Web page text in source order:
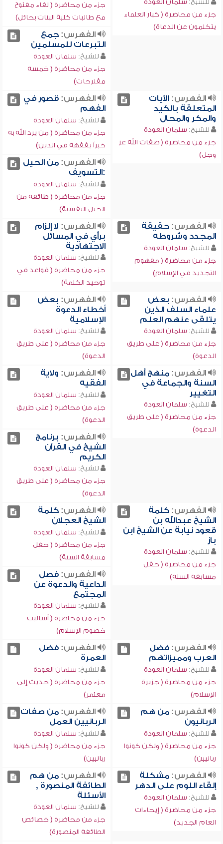
للشيخ: سلمان العودة
جزء من محاضرة ( كبار العلماء
يتكلمون عن الدعاة)
جزء من محاضرة ( لقاء مفتوح
مع طالبات كلية البنات بحائل)
الفهرس:جمع
التبرعات للمسلمين
للشيخ: سلمان العودة
جزء من محاضرة ( خمسة
مقترحات)
الفهرس:الآيات
المتعلقة بالكيد
والمكر والمحال
للشيخ: سلمان العودة
جزء من محاضرة ( صفات الله عز
وجل)
الفهرس:قصور في
الفهم
للشيخ: سلمان العودة
جزء من محاضرة ( من يرد الله به
خيراً يفقهه في الدين)
الفهرس:من الحيل
:التسويف
للشيخ: سلمان العودة
جزء من محاضرة ( طائفة من
الحيل النفسية)
الفهرس:حقيقة
المجدد وشروطه
للشيخ: سلمان العودة
جزء من محاضرة ( مفهوم
التجديد في الإسلام)
الفهرس: لا إلزام
برأي في المسائل
الاجتهادية
للشيخ: سلمان العودة
جزء من محاضرة ( قواعد في
توحيد الكلمة)
الفهرس: بعض
علماء السلف الذين
يتلقى عنهم العلم
للشيخ: سلمان العودة
جزء من محاضرة ( على طريق
الدعوة)
الفهرس: بعض
أخطاء الدعوة
الإسلامية
للشيخ: سلمان العودة
جزء من محاضرة ( على طريق
الدعوة)
الفهرس:منهج أهل
السنة والجماعة في
التغيير
للشيخ: سلمان العودة
جزء من محاضرة ( على طريق
الدعوة)
الفهرس: ولاية
الفقيه
للشيخ: سلمان العودة
جزء من محاضرة ( على طريق
الدعوة)
الفهرس: برنامج
الشيخ في القرآن
الكريم
للشيخ: سلمان العودة
جزء من محاضرة ( على طريق
الدعوة)
الفهرس:كلمة
الشيخ عبدالله بن
قعود نيابة عن الشيخ ابن
باز
للشيخ: سلمان العودة
جزء من محاضرة ( حفل
مسابقة السنة)
الفهرس:كلمة
الشيخ العجلان
للشيخ: سلمان العودة
جزء من محاضرة ( حفل
مسابقة السنة)
الفهرس:فصل
الداعية والدعوة عن
المجتمع
للشيخ: سلمان العودة
جزء من محاضرة ( أساليب
خصوم الإسلام)
الفهرس:فضل
العرب ومميزاتهم
للشيخ: سلمان العودة
جزء من محاضرة ( جزيرة
الإسلام)
الفهرس:فضل
العمرة
للشيخ: سلمان العودة
جزء من محاضرة ( حديث إلى
معتمر)
الفهرس:من هم
الربانيون
للشيخ: سلمان العودة
جزء من محاضرة ( ولكن كونوا
ربانيين)
الفهرس:من صفات
الربانيين العمل
للشيخ: سلمان العودة
جزء من محاضرة ( ولكن كونوا
ربانيين)
الفهرس:مشكلة
إلقاء اللوم على الدهر
للشيخ: سلمان العودة
جزء من محاضرة ( إيحاءات
العام الجديد)
الفهرس:من هم
الطائفة المنصورة ,
الأسئلة
للشيخ: سلمان العودة
جزء من محاضرة ( خصائص
الطائفة المنصورة)